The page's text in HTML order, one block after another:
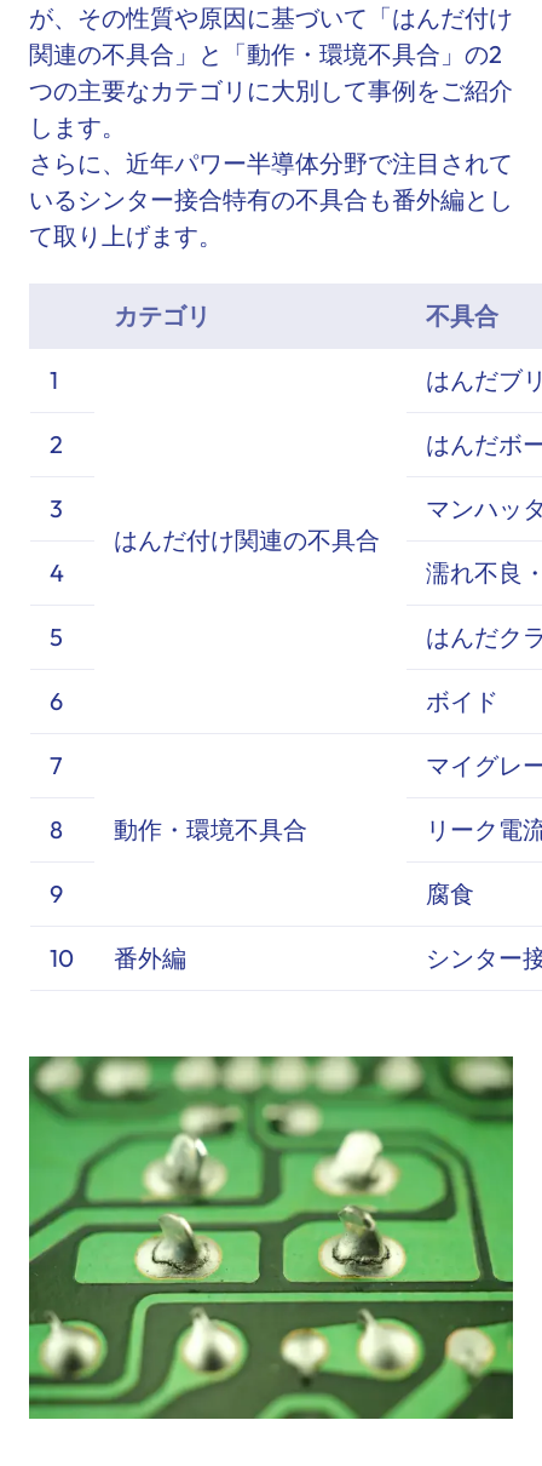
が、その性質や原因に基づいて「はんだ付け
関連の不具合」と「動作・環境不具合」の2
つの主要なカテゴリに大別して事例をご紹介
します。
さらに、近年パワー半導体分野で注目されて
いるシンター接合特有の不具合も番外編とし
て取り上げます。
カテゴリ 不具合
1
はんだ付け関連の不具合
はんだブ
2 はんだボ
3 マンハッ
4 濡れ不良
5 はんだク
6 ボイド
7
動作・環境不具合
マイグレ
8 リーク電
9 腐食
10 番外編 シンター